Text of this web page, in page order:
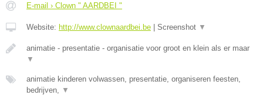
E-mail › Clown " AARDBEI "
Website: http://www.clownaardbei.be | Screenshot ▼
animatie - presentatie - organisatie voor groot en klein als er maar
▼
animatie kinderen volwassen, presentatie, organiseren feesten,
bedrijven,
▼